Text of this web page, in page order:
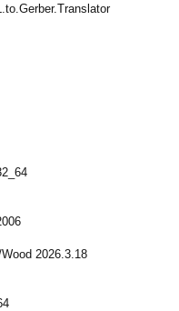
2026.3.18